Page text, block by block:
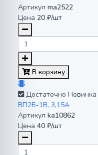
Артикул ma2522
Цена 20 ₽/шт
В корзину
Достаточно Новинка
ВП2Б-1В, 3,15А
Артикул ka10862
Цена 40 ₽/шт